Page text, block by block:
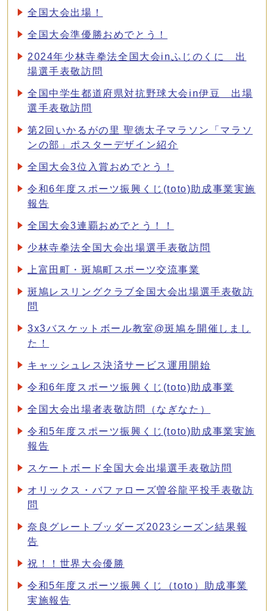
全国大会出場！
全国大会準優勝おめでとう！
2024年少林寺拳法全国大会inふじのくに 出
場選手表敬訪問
全国中学生都道府県対抗野球大会in伊豆 出場
選手表敬訪問
第2回いかるがの里 聖徳太子マラソン「マラソ
ンの部」ポスターデザイン紹介
全国大会3位入賞おめでとう！
令和6年度スポーツ振興くじ(toto)助成事業実施
報告
全国大会3連覇おめでとう！！
少林寺拳法全国大会出場選手表敬訪問
上富田町・斑鳩町スポーツ交流事業
斑鳩レスリングクラブ全国大会出場選手表敬訪
問
3x3バスケットボール教室@斑鳩を開催しまし
た！
キャッシュレス決済サービス運用開始
令和6年度スポーツ振興くじ(toto)助成事業
全国大会出場者表敬訪問（なぎなた）
令和5年度スポーツ振興くじ(toto)助成事業実施
報告
スケートボード全国大会出場選手表敬訪問
オリックス・バファローズ曽谷龍平投手表敬訪
問
奈良グレートブッダーズ2023シーズン結果報
告
祝！！世界大会優勝
令和5年度スポーツ振興くじ（toto）助成事業
実施報告